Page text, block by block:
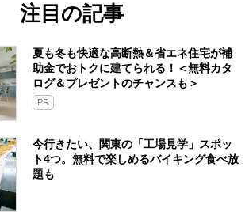
注目の記事
夏も冬も快適な高断熱＆省エネ住宅が補
助金でおトクに建てられる！＜無料カタ
ログ＆プレゼントのチャンスも＞
PR
今行きたい、関東の「工場見学」スポッ
ト4つ。無料で楽しめるバイキング食べ放
題も